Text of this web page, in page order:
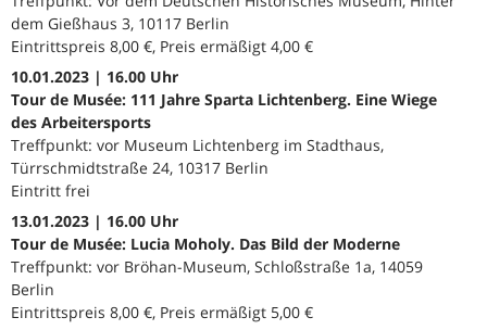
dem Gießhaus 3, 10117 Berlin
Eintrittspreis 8,00 €, Preis ermäßigt 4,00 €
10.01.2023 | 16.00 Uhr
Tour de Musée: 111 Jahre Sparta Lichtenberg. Eine Wiege
des Arbeitersports
Treffpunkt: vor Museum Lichtenberg im Stadthaus,
Türrschmidtstraße 24, 10317 Berlin
Eintritt frei
13.01.2023 | 16.00 Uhr
Tour de Musée: Lucia Moholy. Das Bild der Moderne
Treffpunkt: vor Bröhan-Museum, Schloßstraße 1a, 14059
Berlin
Eintrittspreis 8,00 €, Preis ermäßigt 5,00 €